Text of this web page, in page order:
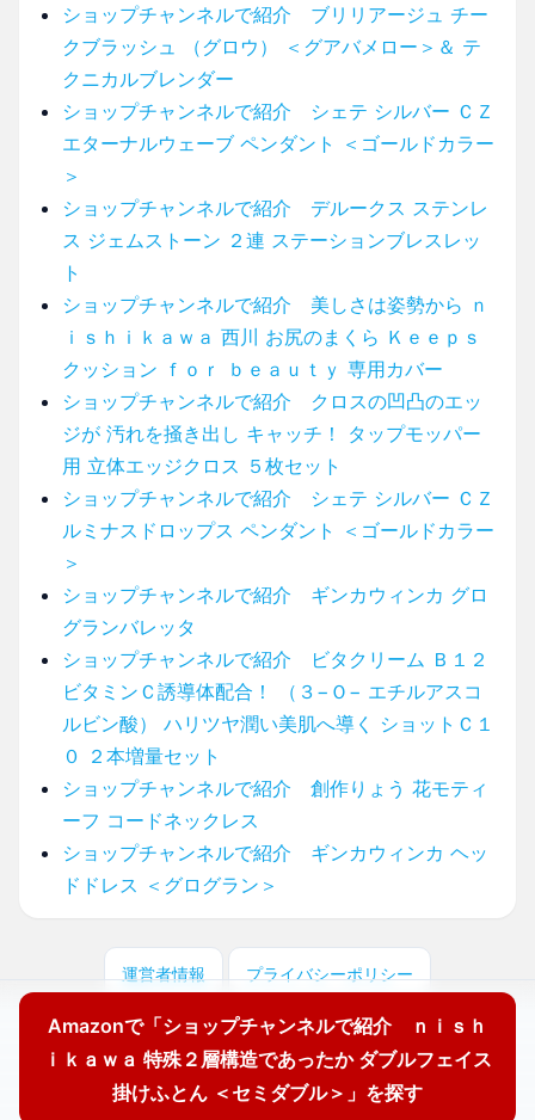
ショップチャンネルで紹介 ブリリアージュ チー
クブラッシュ （グロウ） ＜グアバメロー＞＆ テ
クニカルブレンダー
ショップチャンネルで紹介 シェテ シルバー ＣＺ
エターナルウェーブ ペンダント ＜ゴールドカラー
＞
ショップチャンネルで紹介 デルークス ステンレ
ス ジェムストーン ２連 ステーションブレスレッ
ト
ショップチャンネルで紹介 美しさは姿勢から ｎ
ｉｓｈｉｋａｗａ 西川 お尻のまくら Ｋｅｅｐｓ
クッション ｆｏｒ ｂｅａｕｔｙ 専用カバー
ショップチャンネルで紹介 クロスの凹凸のエッ
ジが 汚れを掻き出し キャッチ！ タップモッパー
用 立体エッジクロス ５枚セット
ショップチャンネルで紹介 シェテ シルバー ＣＺ
ルミナスドロップス ペンダント ＜ゴールドカラー
＞
ショップチャンネルで紹介 ギンカウィンカ グロ
グランバレッタ
ショップチャンネルで紹介 ビタクリーム Ｂ１２
ビタミンＣ誘導体配合！ （３−Ｏ− エチルアスコ
ルビン酸） ハリツヤ潤い美肌へ導く ショットＣ１
０ ２本増量セット
ショップチャンネルで紹介 創作りょう 花モティ
ーフ コードネックレス
ショップチャンネルで紹介 ギンカウィンカ ヘッ
ドドレス ＜グログラン＞
Amazonで「ショップチャンネルで紹介 ｎｉｓｈ
ｉｋａｗａ 特殊２層構造であったか ダブルフェイス
掛けふとん ＜セミダブル＞」を探す
運営者情報 プライバシーポリシー
© 2025 どこに売ってる？ここで買えます！